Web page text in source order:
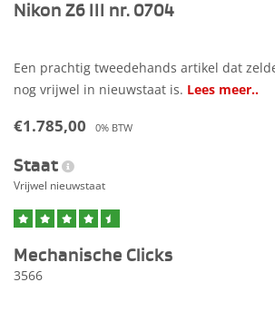
Nikon Z6 III nr. 0704
Een prachtig tweedehands artikel dat
nog vrijwel in nieuwstaat is. Lees meer..
€1.785,00 0% BTW
Staat
Vrijwel nieuwstaat
Mechanische Clicks
3566